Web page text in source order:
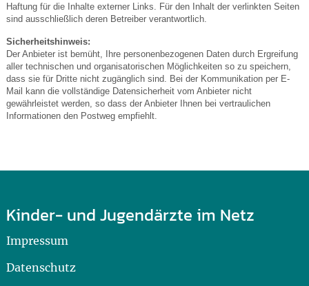
Haftung für die Inhalte externer Links. Für den Inhalt der verlinkten Seiten
sind ausschließlich deren Betreiber verantwortlich.
Sicherheitshinweis:
Der Anbieter ist bemüht, Ihre personenbezogenen Daten durch Ergreifung
aller technischen und organisatorischen Möglichkeiten so zu speichern,
dass sie für Dritte nicht zugänglich sind. Bei der Kommunikation per E-
Mail kann die vollständige Datensicherheit vom Anbieter nicht
gewährleistet werden, so dass der Anbieter Ihnen bei vertraulichen
Informationen den Postweg empfiehlt.
Kinder- und Jugendärzte im Netz
Impressum
Datenschutz